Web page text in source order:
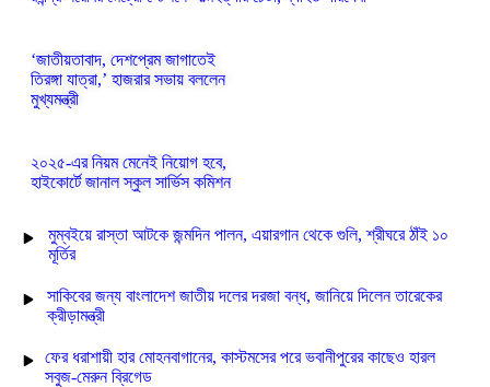
‘জাতীয়তাবাদ, দেশপ্রেম জাগাতেই
তিরঙ্গা যাত্রা,’ হাজরার সভায় বললেন
মুখ্যমন্ত্রী
২০২৫-এর নিয়ম মেনেই নিয়োগ হবে,
হাইকোর্টে জানাল স্কুল সার্ভিস কমিশন
মুম্বইয়ে রাস্তা আটকে জন্মদিন পালন, এয়ারগান থেকে গুলি, শ্রীঘরে ঠাঁই ১০
মূর্তির
সাকিবের জন্য বাংলাদেশ জাতীয় দলের দরজা বন্ধ, জানিয়ে দিলেন তারেকের
ক্রীড়ামন্ত্রী
ফের ধরাশায়ী হার মোহনবাগানের, কাস্টমসের পরে ভবানীপুরের কাছেও হারল
সবুজ-মেরুন ব্রিগেড